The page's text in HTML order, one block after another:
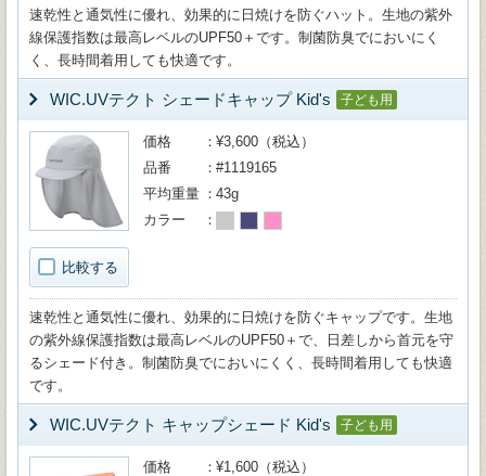
速乾性と通気性に優れ、効果的に日焼けを防ぐハット。生地の紫外
線保護指数は最高レベルのUPF50＋です。制菌防臭でにおいにく
く、長時間着用しても快適です。
WIC.UVテクト シェードキャップ Kid's 子ども用
比較する
価格
¥3,600（税込）
品番
#1119165
平均重量
43g
カラー
速乾性と通気性に優れ、効果的に日焼けを防ぐキャップです。生地
の紫外線保護指数は最高レベルのUPF50＋で、日差しから首元を守
るシェード付き。制菌防臭でにおいにくく、長時間着用しても快適
です。
WIC.UVテクト キャップシェード Kid's 子ども用
価格
¥1,600（税込）